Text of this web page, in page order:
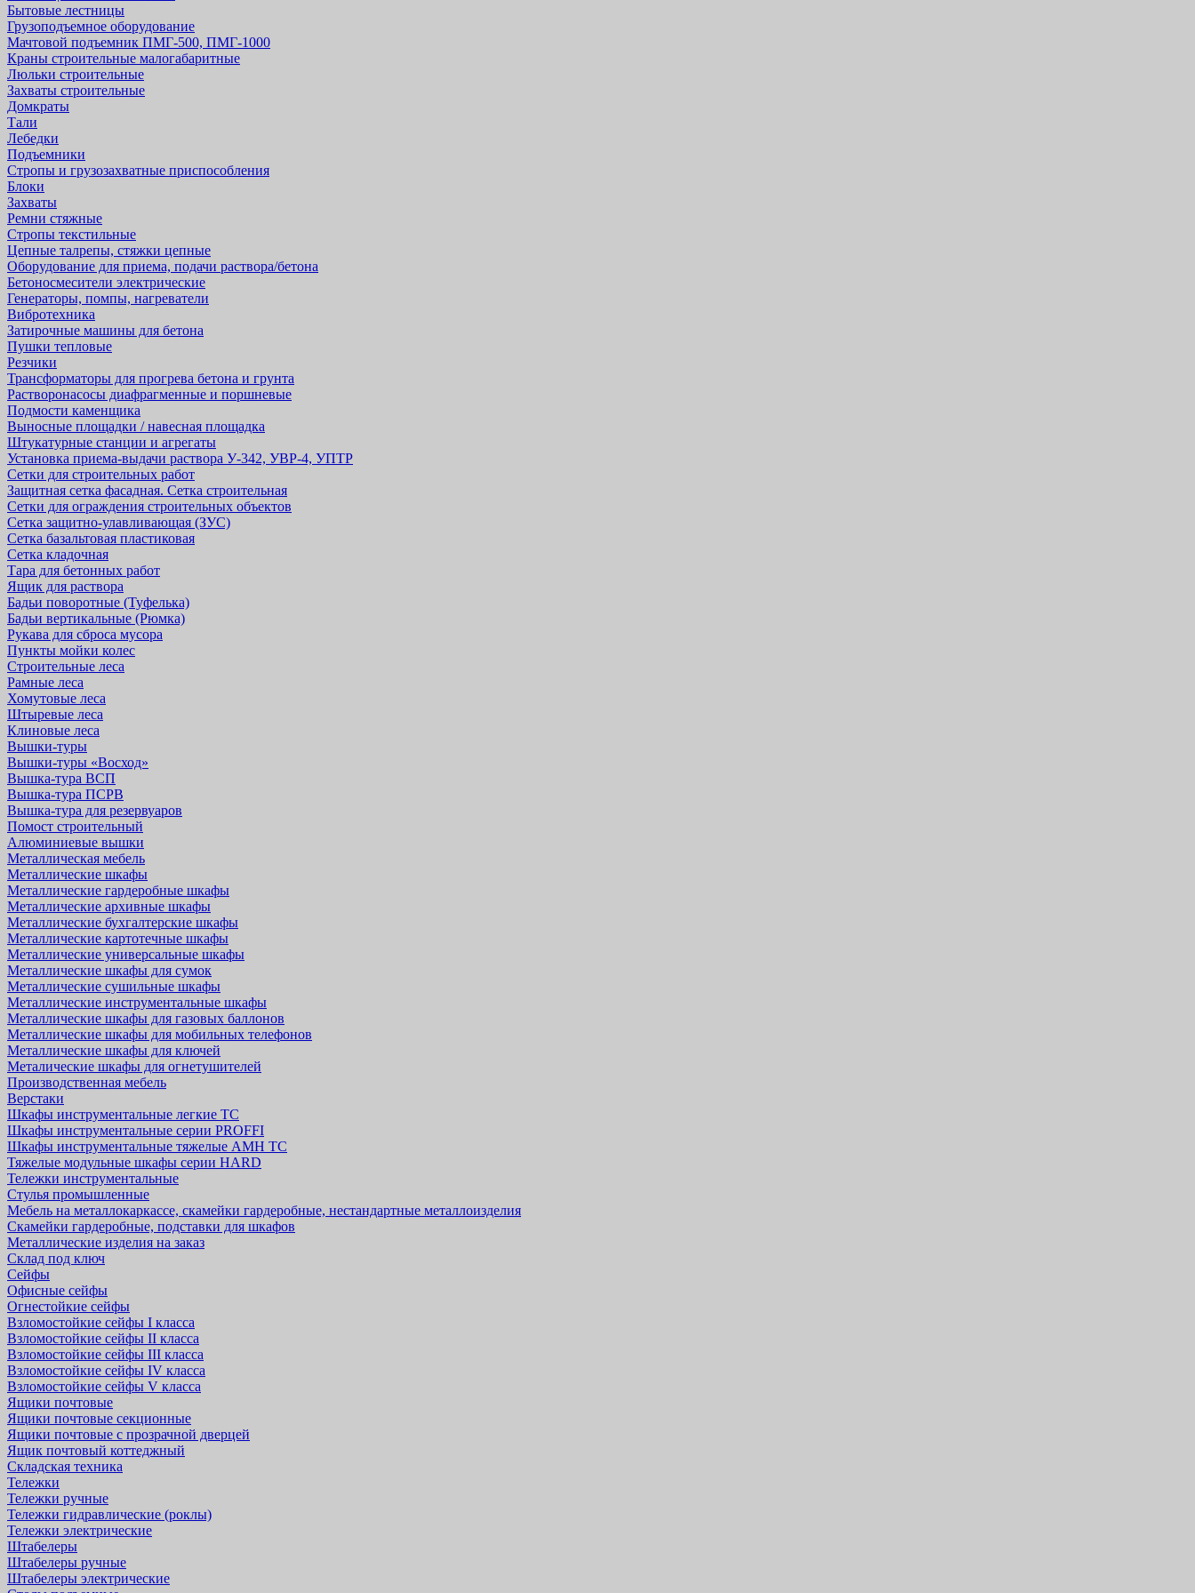
Бытовые лестницы
Грузоподъемное оборудование
Мачтовой подъемник ПМГ-500, ПМГ-1000
Краны строительные малогабаритные
Люльки строительные
Захваты строительные
Домкраты
Тали
Лебедки
Подъемники
Стропы и грузозахватные приспособления
Блоки
Захваты
Ремни стяжные
Стропы текстильные
Цепные талрепы, стяжки цепные
Оборудование для приема, подачи раствора/бетона
Бетоносмесители электрические
Генераторы, помпы, нагреватели
Вибротехника
Затирочные машины для бетона
Пушки тепловые
Резчики
Трансформаторы для прогрева бетона и грунта
Растворонасосы диафрагменные и поршневые
Подмости каменщика
Выносные площадки / навесная площадка
Штукатурные станции и агрегаты
Установка приема-выдачи раствора У-342, УВР-4, УПТР
Сетки для строительных работ
Защитная cетка фасадная. Сетка строительная
Сетки для ограждения строительных объектов
Сетка защитно-улавливающая (ЗУС)
Сетка базальтовая пластиковая
Сетка кладочная
Тара для бетонных работ
Ящик для раствора
Бадьи поворотные (Туфелька)
Бадьи вертикальные (Рюмка)
Рукава для сброса мусора
Пункты мойки колес
Строительные леса
Рамные леса
Хомутовые леса
Штыревые леса
Клиновые леса
Вышки-туры
Вышки-туры «Восход»
Вышка-тура ВСП
Вышка-тура ПСРВ
Вышка-тура для резервуаров
Помост строительный
Алюминиевые вышки
Металлическая мебель
Металлические шкафы
Металлические гардеробные шкафы
Металлические архивные шкафы
Металлические бухгалтерские шкафы
Металлические картотечные шкафы
Металлические универсальные шкафы
Металлические шкафы для сумок
Металлические сушильные шкафы
Металлические инструментальные шкафы
Металлические шкафы для газовых баллонов
Металлические шкафы для мобильных телефонов
Металлические шкафы для ключей
Металические шкафы для огнетушителей
Производственная мебель
Верстаки
Шкафы инструментальные легкие ТС
Шкафы инструментальные серии PROFFI
Шкафы инструментальные тяжелые AMH TC
Тяжелые модульные шкафы серии HARD
Тележки инструментальные
Стулья промышленные
Мебель на металлокаркассе, скамейки гардеробные, нестандартные металлоизделия
Скамейки гардеробные, подставки для шкафов
Металлические изделия на заказ
Склад под ключ
Сейфы
Офисные сейфы
Огнестойкие сейфы
Взломостойкие сейфы I класса
Взломостойкие сейфы II класса
Взломостойкие сейфы III класса
Взломостойкие сейфы IV класса
Взломостойкие сейфы V класса
Ящики почтовые
Ящики почтовые секционные
Ящики почтовые с прозрачной дверцей
Ящик почтовый коттеджный
Складская техника
Тележки
Тележки ручные
Тележки гидравлические (роклы)
Тележки электрические
Штабелеры
Штабелеры ручные
Штабелеры электрические